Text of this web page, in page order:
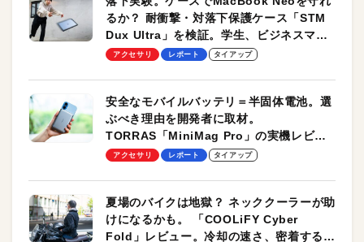
るか？ 耐衝撃・対落下保護ケース「STM
Dux Ultra」を検証。学生、ビジネスマン
のモバイルユースに最適！
アクセサリ レポート タイアップ
安全なモバイルバッテリ＝半固体電池。選
ぶべき理由を開発者に取材。
TORRAS「MiniMag Pro」の実機レビュ
ーも
アクセサリ レポート タイアップ
夏場のバイクは地獄？ ネッククーラーが助
けになるかも。 「COOLiFY Cyber
Fold」レビュー。冷却の速さ、密着する冷